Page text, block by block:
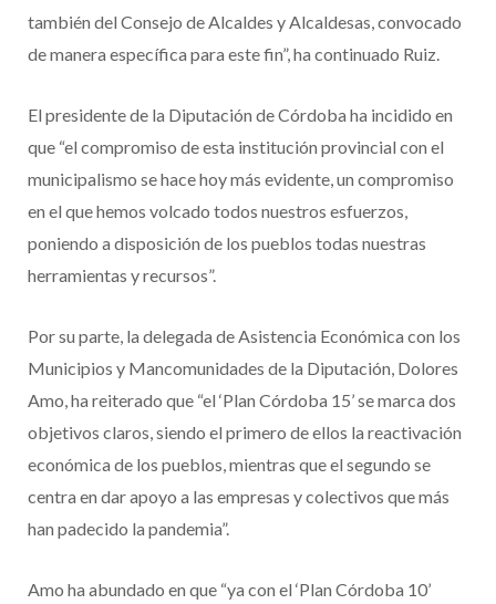
también del Consejo de Alcaldes y Alcaldesas, convocado
de manera específica para este fin”, ha continuado Ruiz.
El presidente de la Diputación de Córdoba ha incidido en
que “el compromiso de esta institución provincial con el
municipalismo se hace hoy más evidente, un compromiso
en el que hemos volcado todos nuestros esfuerzos,
poniendo a disposición de los pueblos todas nuestras
herramientas y recursos”.
Por su parte, la delegada de Asistencia Económica con los
Municipios y Mancomunidades de la Diputación, Dolores
Amo, ha reiterado que “el ‘Plan Córdoba 15’ se marca dos
objetivos claros, siendo el primero de ellos la reactivación
económica de los pueblos, mientras que el segundo se
centra en dar apoyo a las empresas y colectivos que más
han padecido la pandemia”.
Amo ha abundado en que “ya con el ‘Plan Córdoba 10’